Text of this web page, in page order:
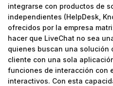
integrarse con productos de
independientes (HelpDesk,
ofrecidos por la empresa
hacer que LiveChat no sea
quienes buscan una solución
cliente con una sola
funciones de interacción con
interactivos. Con esta